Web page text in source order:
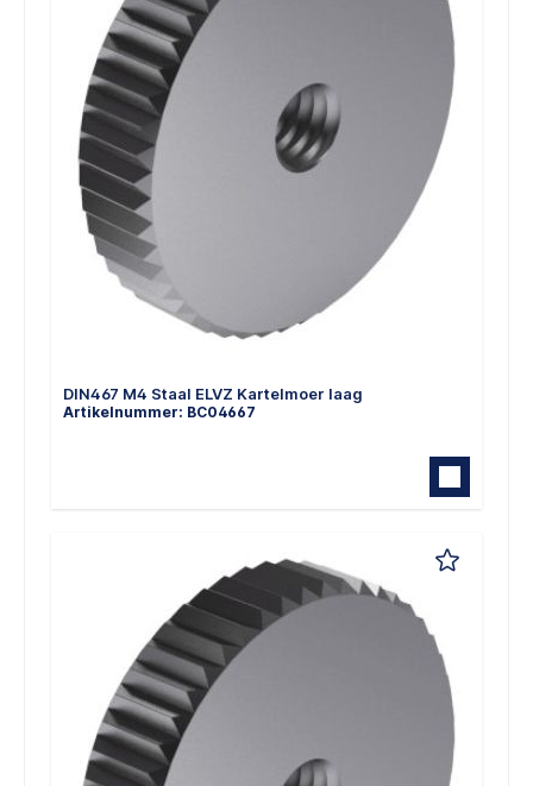
DIN467 M4 Staal ELVZ Kartelmoer laag
Artikelnummer: BC04667